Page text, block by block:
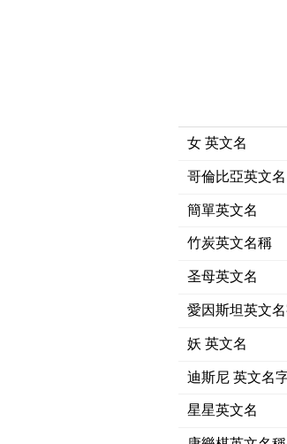
女 英文名
哥倫比亞英文名
簡單英文名
竹炭英文名稱
圣母英文名
愛因斯坦英文
妖 英文名
迪斯尼 英文名
星星英文名